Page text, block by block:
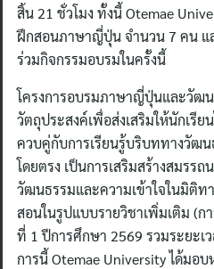
สิ้น 21 ชั่วโมง ทั้งนี้ Otemae
ฝึกสอนภาษาญี่ปุ่น จำนวน 7 คน แ
ร่วมกิจกรรมอบรมในครั้งนี้
โครงการอบรมภาษาญี่ปุ่นและวัฒ
วัตถุประสงค์เพื่อส่งเสริมให้นักเ
ควบคู่กับการเรียนรู้บริบททางวัฒน
โดยตรง เป็นการเสริมสร้างสมรร
วัฒนธรรมและความเข้าใจในมิติท
สอนในรูปแบบรายวิชาเพิ่มเติม (ก
ที่ 1 ปีการศึกษา 2569 รวมระยะเ
การนี้ Otemae University ได้มอ